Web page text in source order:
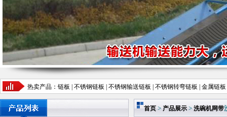
热卖产品：链板 | 不锈钢链板 | 不锈钢输送链板 | 不锈钢转弯链板 | 金属链
首页 > 产品展示 > 洗碗机网带